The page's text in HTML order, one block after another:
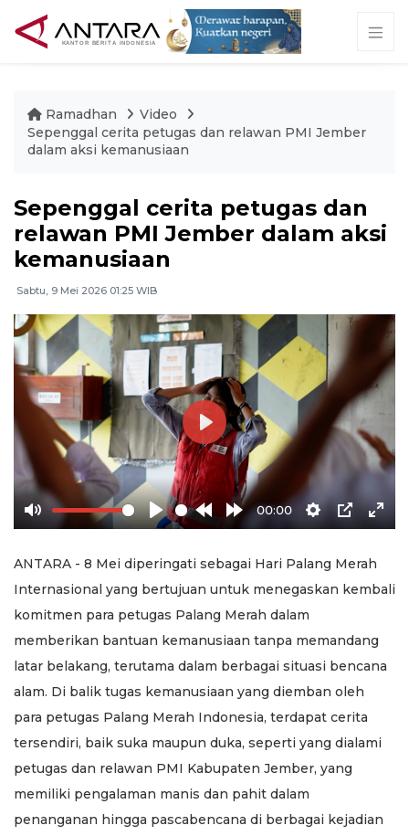
Ramadhan
Video
Sepenggal cerita petugas dan relawan PMI Jember
dalam aksi kemanusiaan
Sepenggal cerita petugas dan
relawan PMI Jember dalam aksi
kemanusiaan
Sabtu, 9 Mei 2026 01:25 WIB
Mute Play
Rewind
10s
Forward
10s
00:00
Settings
PIP
Play
ANTARA - 8 Mei diperingati sebagai Hari Palang Merah
Internasional yang bertujuan untuk menegaskan kembali
komitmen para petugas Palang Merah dalam
memberikan bantuan kemanusiaan tanpa memandang
latar belakang, terutama dalam berbagai situasi bencana
alam. Di balik tugas kemanusiaan yang diemban oleh
para petugas Palang Merah Indonesia, terdapat cerita
tersendiri, baik suka maupun duka, seperti yang dialami
petugas dan relawan PMI Kabupaten Jember, yang
memiliki pengalaman manis dan pahit dalam
penanganan hingga pascabencana di berbagai kejadian